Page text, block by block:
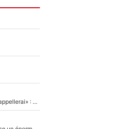
Mercato - OM - «Dès que je prends un club, je t’appellerai» : La promesse de Marcelino au moment de claquer la porte